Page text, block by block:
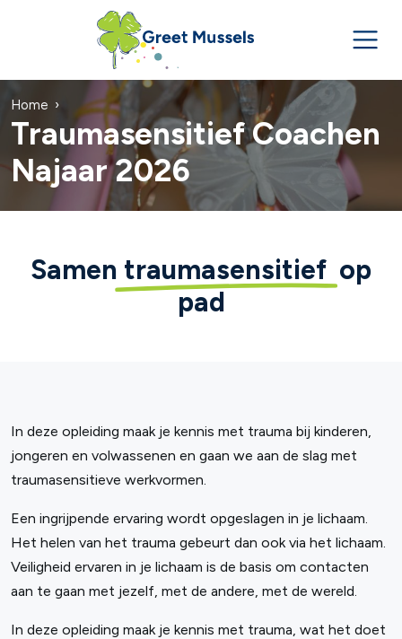
Home
Traumasensitief Coachen
Najaar 2026
Samen traumasensitief op
pad
In deze opleiding maak je kennis met trauma bij kinderen,
jongeren en volwassenen en gaan we aan de slag met
traumasensitieve werkvormen.
Een ingrijpende ervaring wordt opgeslagen in je lichaam.
Het helen van het trauma gebeurt dan ook via het lichaam.
Veiligheid ervaren in je lichaam is de basis om contacten
aan te gaan met jezelf, met de andere, met de wereld.
In deze opleiding maak je kennis met trauma, wat het doet